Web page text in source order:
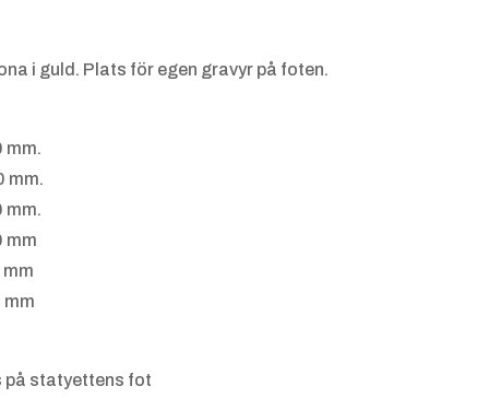
i guld. Plats för egen gravyr på foten.
mm.
mm.
mm.
mm
mm
mm
på statyettens fot